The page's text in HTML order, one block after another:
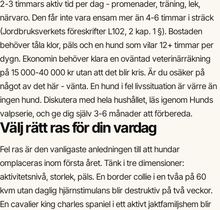
2-3 timmars aktiv tid per dag - promenader, träning, lek,
närvaro. Den får inte vara ensam mer än 4-6 timmar i sträck
(Jordbruksverkets föreskrifter L102, 2 kap. 1 §). Bostaden
behöver tåla klor, päls och en hund som vilar 12+ timmar per
dygn. Ekonomin behöver klara en oväntad veterinärräkning
på 15 000-40 000 kr utan att det blir kris. Är du osäker på
något av det här - vänta. En hund i fel livssituation är värre än
ingen hund. Diskutera med hela hushållet, läs igenom Hunds
valpserie, och ge dig själv 3-6 månader att förbereda.
Välj rätt ras för din vardag
Fel ras är den vanligaste anledningen till att hundar
omplaceras inom första året. Tänk i tre dimensioner:
aktivitetsnivå, storlek, päls. En border collie i en tvåa på 60
kvm utan daglig hjärnstimulans blir destruktiv på två veckor.
En cavalier king charles spaniel i ett aktivt jaktfamiljshem blir